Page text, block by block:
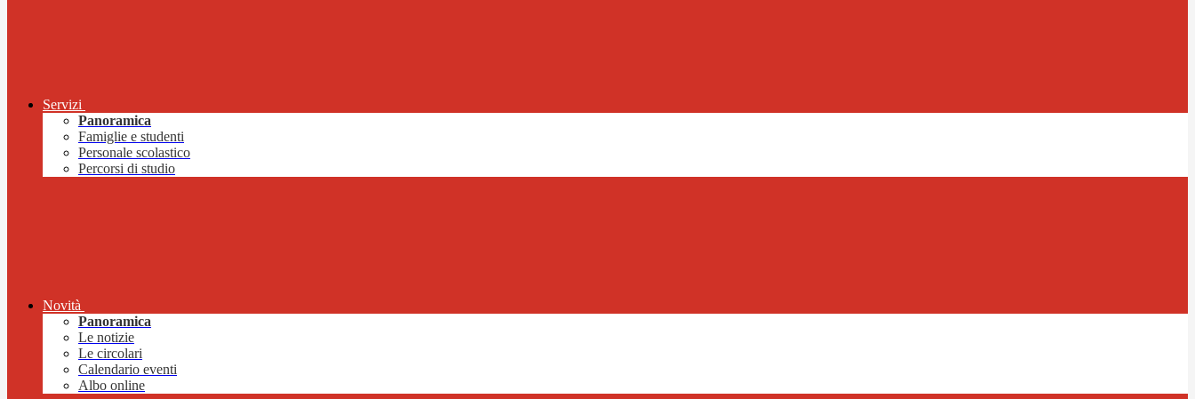
Servizi
Panoramica
Famiglie e studenti
Personale scolastico
Percorsi di studio
Novità
Panoramica
Le notizie
Le circolari
Calendario eventi
Albo online